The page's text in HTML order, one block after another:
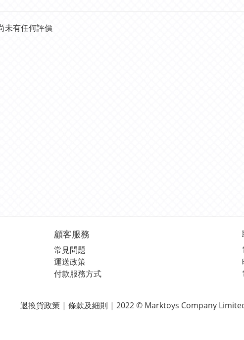
未有任何評價
顧客服務
常見問題
運送政策
付款服務方式
退換貨政策 | 條款及細則 | 2022 © Marktoys Company